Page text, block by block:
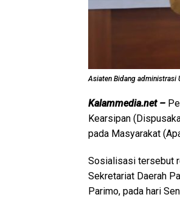
Asiaten Bidang administrasi
Kalammedia.net –
Kearsipan
pada Masyarakat
Sosialisasi tersebut
Sekretariat Daerah
Parimo, pada hari